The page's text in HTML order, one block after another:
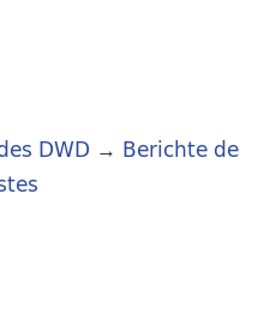
DWD → Berichte de